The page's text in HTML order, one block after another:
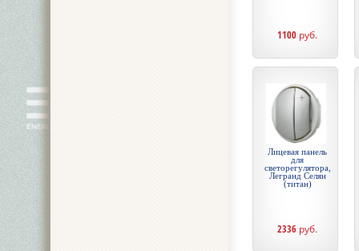
1100 руб.
Лицевая панель
для
светорегулятора,
Легранд Селян
(титан)
2336 руб.